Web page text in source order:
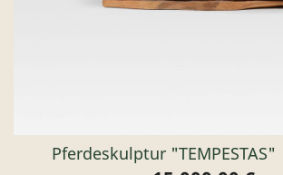
Pferdeskulptur